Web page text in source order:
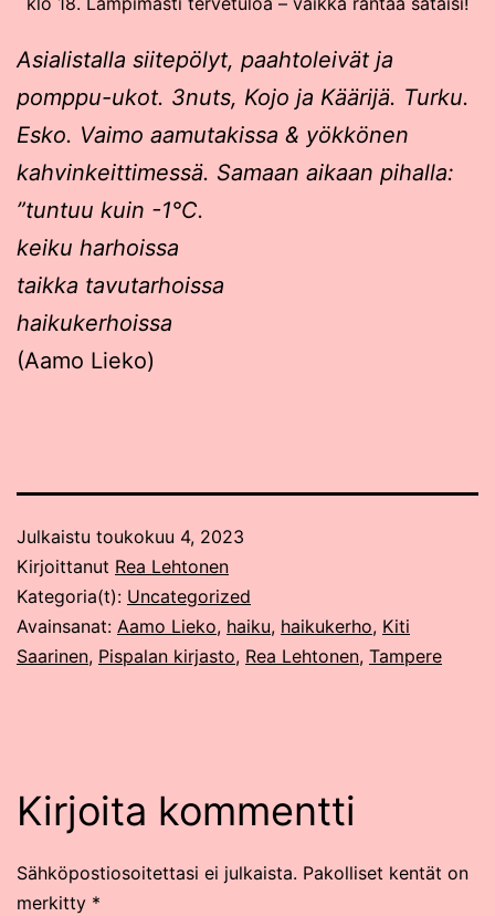
Asialistalla siitepölyt, paahtoleivät ja
pomppu-ukot. 3nuts, Kojo ja Käärijä. Turku.
Esko. Vaimo aamutakissa & yökkönen
kahvinkeittimessä. Samaan aikaan pihalla:
”tuntuu kuin -1°C.
keiku harhoissa
taikka tavutarhoissa
haikukerhoissa
(Aamo Lieko)
Julkaistu toukokuu 4, 2023
Kirjoittanut Rea Lehtonen
Kategoria(t): Uncategorized
Avainsanat: Aamo Lieko, haiku, haikukerho, Kiti
Saarinen, Pispalan kirjasto, Rea Lehtonen, Tampere
Kirjoita kommentti
Sähköpostiosoitettasi ei julkaista. Pakolliset kentät on
merkitty *